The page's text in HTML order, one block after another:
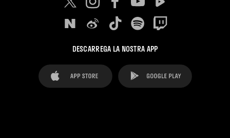
DESCARREGA LA NOSTRA APP